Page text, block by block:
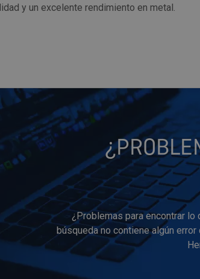
y un excelente rendimiento en metal.
¿Problemas para encontrar
búsqueda no contiene algún